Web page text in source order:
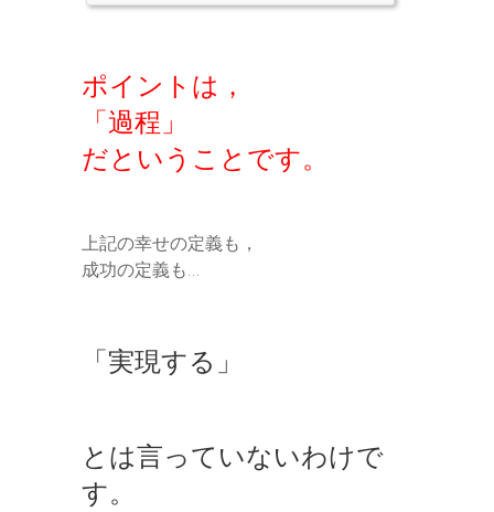
へ！ そんな方も多いことでしょう。 少なくとも、
にはならないでしょう。 少し気分を変えて、自己
啓発っぽい内容になります。テーマは「成功の定
ポイントは，
「過程」
だということです。
上記の幸せの定義も，
成功の定義も…
「実現する」
とは言っていないわけで
す。